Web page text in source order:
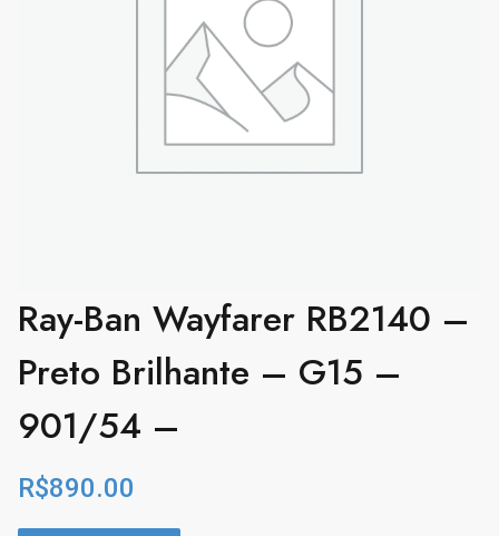
Ray-Ban Wayfarer RB2140 –
Preto Brilhante – G15 –
901/54 –
R$890.00